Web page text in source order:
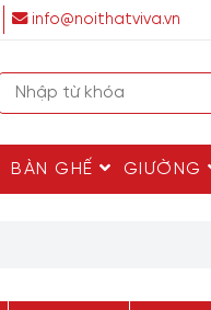
info@noithatviva.vn
BÀN GHẾ GIƯỜNG